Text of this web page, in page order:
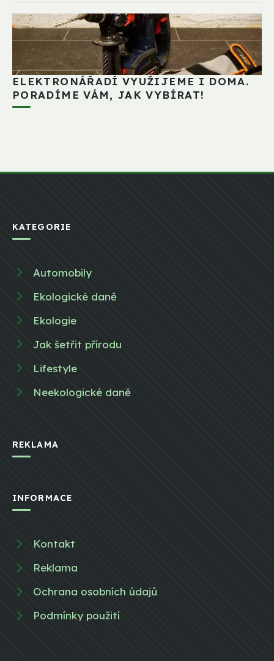
ELEKTRONÁŘADÍ VYUŽIJEME I DOMA.
PORADÍME VÁM, JAK VYBÍRAT!
KATEGORIE
Automobily
Ekologické daně
Ekologie
Jak šetřit přírodu
Lifestyle
Neekologické daně
REKLAMA
INFORMACE
Kontakt
Reklama
Ochrana osobních údajů
Podmínky použití